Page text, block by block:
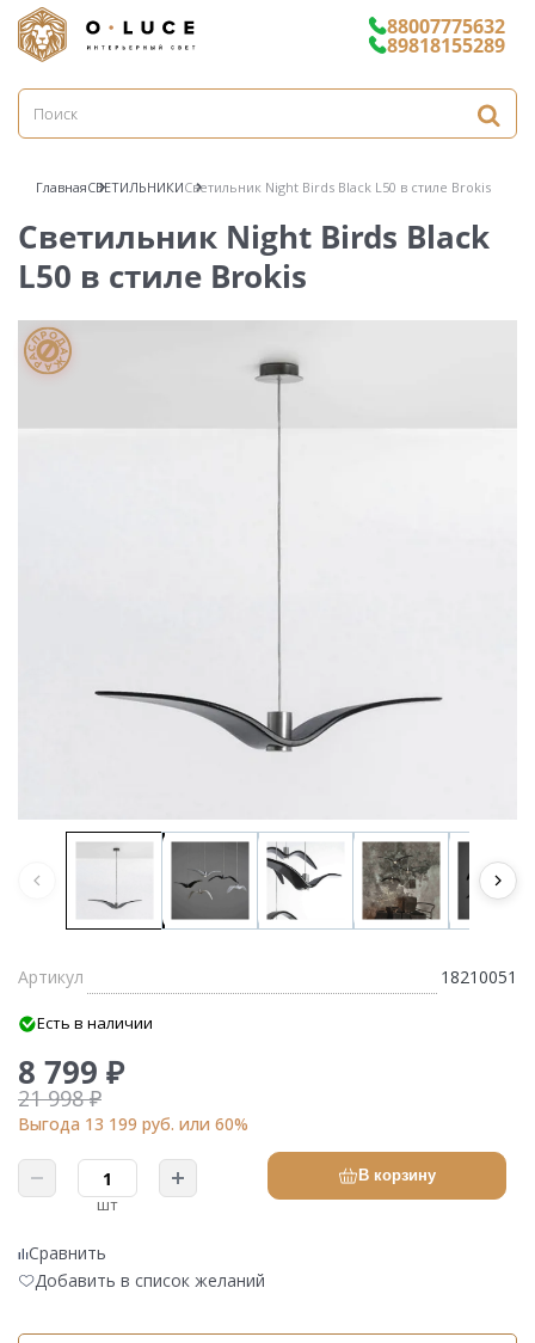
88007775632
89818155289
ГлавнаяСВЕТИЛЬНИКИСветильник Night Birds Black L50 в стиле Brokis
Светильник Night Birds Black
L50 в стиле Brokis
Артикул 18210051
Есть в наличии
8 799 ₽
21 998 ₽
Выгода 13 199 руб. или 60%
шт
В корзину
Сравнить
Добавить в список желаний